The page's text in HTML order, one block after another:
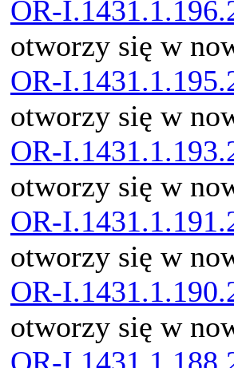
OR-
otworzy się w
OR-
otworzy się w
OR-
otworzy się w
OR-
otworzy się w
OR-
otworzy się w